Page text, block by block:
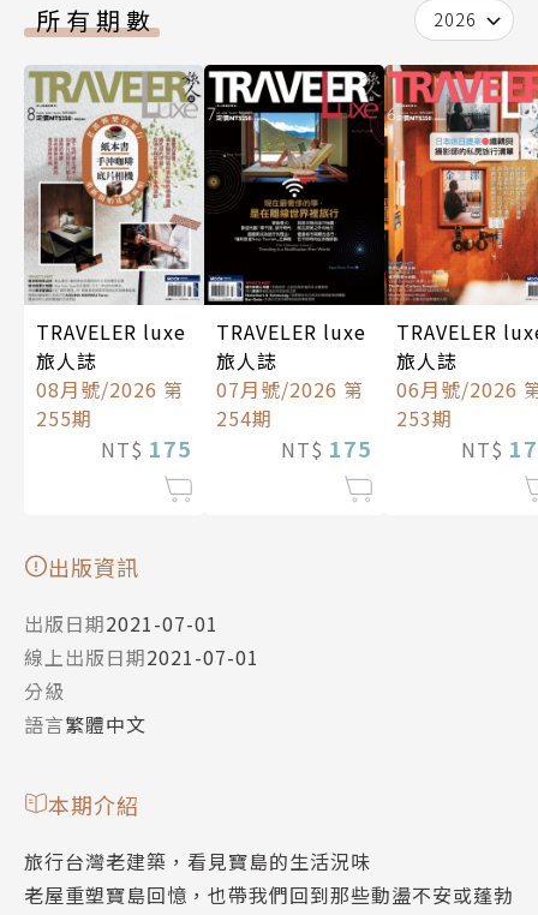
所有期數 2026
TRAVELER luxe
旅人誌
08月號/2026 第
255期
NT$ 175
TRAVELER luxe
旅人誌
07月號/2026 第
254期
NT$ 175
TRAVELER
旅人誌
06月號/2026
253期
NT$
出版資訊
出版日期2021-07-01
線上出版日期2021-07-01
分級
語言繁體中文
本期介紹
旅行台灣老建築，看見寶島的生活況味
老屋重塑寶島回憶，也帶我們回到那些動盪不安或蓬勃